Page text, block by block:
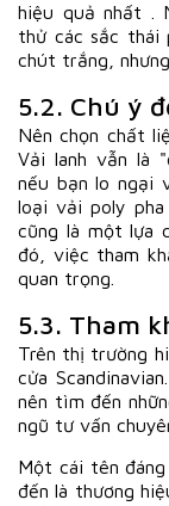
hiệu quả nhất .
thử các sắc thái
chút trắng,
5.2. Chú ý
Nên chọn chất
Vải lanh vẫn là
nếu bạn lo ngại
loại vải poly
cũng là một lựa
đó, việc tham
quan trọng.
5.3. Tham
Trên thị trường
cửa
nên tìm đến
ngũ tư vấn
Một cái tên
đến là thương